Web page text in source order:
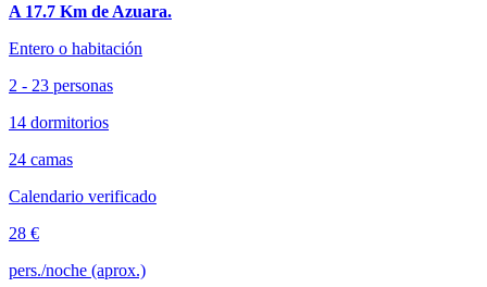
A 17.7 Km de Azuara.
Entero o habitación
2 - 23 personas
14 dormitorios
24 camas
Calendario verificado
28 €
pers./noche (aprox.)